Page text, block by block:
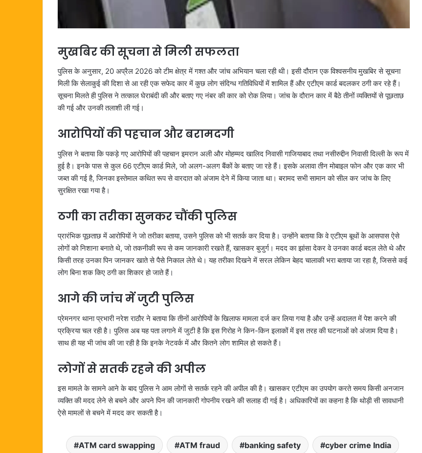
मुखबिर की सूचना से मिली सफलता
पुलिस के अनुसार, 20 अप्रैल 2026 को टीम क्षेत्र में गश्त और जांच अभियान चला रही थी। इसी दौरान एक विश्वसनीय मुखबिर से सूचना
मिली कि सेलाकुई की दिशा से आ रही एक सफेद कार में कुछ लोग संदिग्ध गतिविधियों में शामिल हैं और एटीएम कार्ड बदलकर ठगी कर रहे हैं।
सूचना मिलते ही पुलिस ने तत्काल घेराबंदी की और बताए गए नंबर की कार को रोक लिया। जांच के दौरान कार में बैठे तीनों व्यक्तियों से पूछताछ
की गई और उनकी तलाशी ली गई।
आरोपियों की पहचान और बरामदगी
पुलिस ने बताया कि पकड़े गए आरोपियों की पहचान इमरान अली और मोहम्मद खालिद निवासी गाजियाबाद तथा नसीरुद्दीन निवासी दिल्ली के रूप में
हुई है। इनके पास से कुल 66 एटीएम कार्ड मिले, जो अलग-अलग बैंकों के बताए जा रहे हैं। इसके अलावा तीन मोबाइल फोन और एक कार भी
जब्त की गई है, जिनका इस्तेमाल कथित रूप से वारदात को अंजाम देने में किया जाता था। बरामद सभी सामान को सील कर जांच के लिए
सुरक्षित रखा गया है।
ठगी का तरीका सुनकर चौंकी पुलिस
प्रारंभिक पूछताछ में आरोपियों ने जो तरीका बताया, उसने पुलिस को भी सतर्क कर दिया है। उन्होंने बताया कि वे एटीएम बूथों के आसपास ऐसे
लोगों को निशाना बनाते थे, जो तकनीकी रूप से कम जानकारी रखते हैं, खासकर बुजुर्ग। मदद का झांसा देकर वे उनका कार्ड बदल लेते थे और
किसी तरह उनका पिन जानकर खाते से पैसे निकाल लेते थे। यह तरीका दिखने में सरल लेकिन बेहद चालाकी भरा बताया जा रहा है, जिससे कई
लोग बिना शक किए ठगी का शिकार हो जाते हैं।
आगे की जांच में जुटी पुलिस
प्रेमनगर थाना प्रभारी नरेश राठौर ने बताया कि तीनों आरोपियों के खिलाफ मामला दर्ज कर लिया गया है और उन्हें अदालत में पेश करने की
प्रक्रिया चल रही है। पुलिस अब यह पता लगाने में जुटी है कि इस गिरोह ने किन-किन इलाकों में इस तरह की घटनाओं को अंजाम दिया है।
साथ ही यह भी जांच की जा रही है कि इनके नेटवर्क में और कितने लोग शामिल हो सकते हैं।
लोगों से सतर्क रहने की अपील
इस मामले के सामने आने के बाद पुलिस ने आम लोगों से सतर्क रहने की अपील की है। खासकर एटीएम का उपयोग करते समय किसी अनजान
व्यक्ति की मदद लेने से बचने और अपने पिन की जानकारी गोपनीय रखने की सलाह दी गई है। अधिकारियों का कहना है कि थोड़ी सी सावधानी
ऐसे मामलों से बचने में मदद कर सकती है।
ATM card swapping ATM fraud banking safety cyber crime India